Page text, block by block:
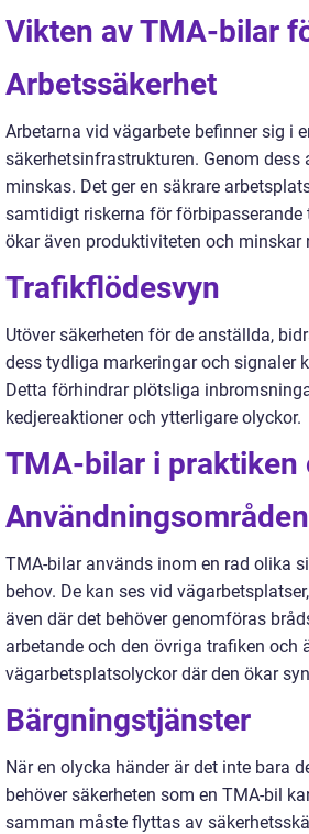
Vikten av TMA-bilar
Arbetssäkerhet
Arbetarna vid vägarbete befinner sig i
säkerhetsinfrastrukturen. Genom
minskas. Det ger en säkrare
samtidigt riskerna för
ökar även produktiviteten och
Trafikflödesvyn
Utöver säkerheten för de anställda,
dess tydliga markeringar och signaler
Detta förhindrar plötsliga
kedjereaktioner och ytterligare olyckor.
TMA-bilar i praktiken
Användningsområden
TMA-bilar används inom en rad olika
behov. De kan ses vid
även där det behöver genomföras
arbetande och den övriga trafiken
vägarbetsplatsolyckor där den ökar
Bärgningstjänster
När en olycka händer är det inte bara
behöver säkerheten som en TMA-bil
samman måste flyttas av